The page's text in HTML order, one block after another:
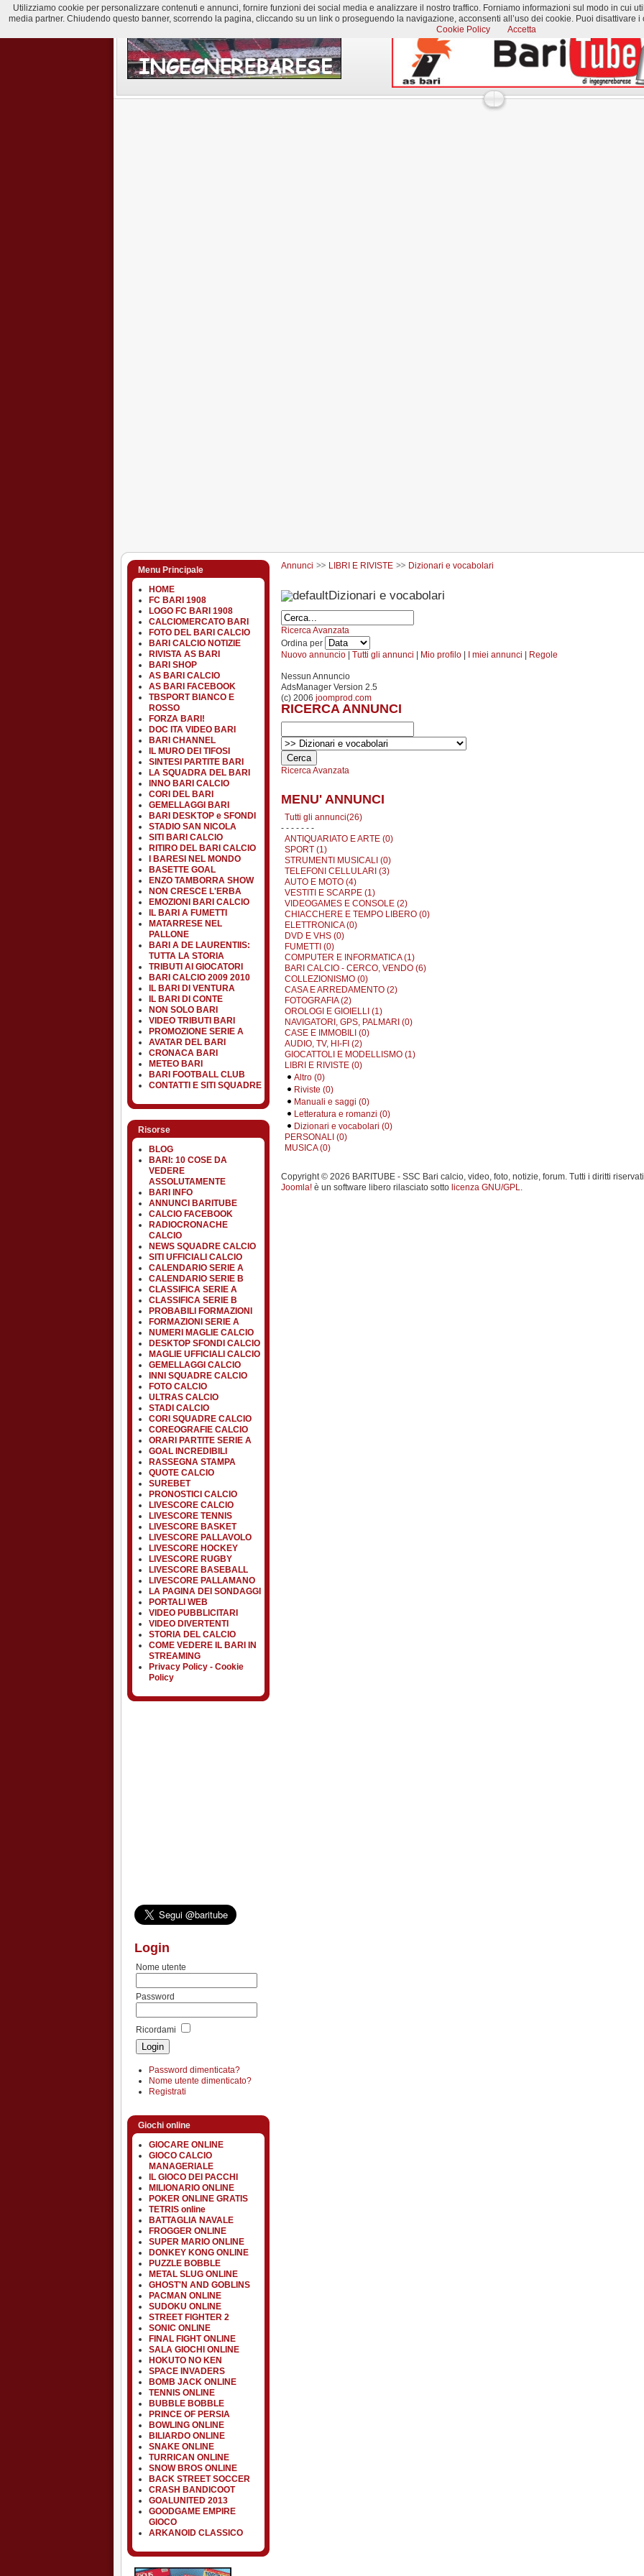
Menu Principale
HOME
FC BARI 1908
LOGO FC BARI 1908
CALCIOMERCATO BARI
FOTO DEL BARI CALCIO
BARI CALCIO NOTIZIE
RIVISTA AS BARI
BARI SHOP
AS BARI CALCIO
AS BARI FACEBOOK
TBSPORT BIANCO E
ROSSO
FORZA BARI!
DOC ITA VIDEO BARI
BARI CHANNEL
IL MURO DEI TIFOSI
SINTESI PARTITE BARI
LA SQUADRA DEL BARI
INNO BARI CALCIO
CORI DEL BARI
GEMELLAGGI BARI
BARI DESKTOP e SFONDI
STADIO SAN NICOLA
SITI BARI CALCIO
RITIRO DEL BARI CALCIO
I BARESI NEL MONDO
BASETTE GOAL
ENZO TAMBORRA SHOW
NON CRESCE L'ERBA
EMOZIONI BARI CALCIO
IL BARI A FUMETTI
MATARRESE NEL
PALLONE
BARI A DE LAURENTIIS:
TUTTA LA STORIA
TRIBUTI AI GIOCATORI
BARI CALCIO 2009 2010
IL BARI DI VENTURA
IL BARI DI CONTE
NON SOLO BARI
VIDEO TRIBUTI BARI
PROMOZIONE SERIE A
AVATAR DEL BARI
CRONACA BARI
METEO BARI
BARI FOOTBALL CLUB
CONTATTI E SITI SQUADRE
Risorse
BLOG
BARI: 10 COSE DA
VEDERE
ASSOLUTAMENTE
BARI INFO
ANNUNCI BARITUBE
CALCIO FACEBOOK
RADIOCRONACHE
CALCIO
NEWS SQUADRE CALCIO
SITI UFFICIALI CALCIO
CALENDARIO SERIE A
CALENDARIO SERIE B
CLASSIFICA SERIE A
CLASSIFICA SERIE B
PROBABILI FORMAZIONI
FORMAZIONI SERIE A
NUMERI MAGLIE CALCIO
DESKTOP SFONDI CALCIO
MAGLIE UFFICIALI CALCIO
GEMELLAGGI CALCIO
INNI SQUADRE CALCIO
FOTO CALCIO
ULTRAS CALCIO
STADI CALCIO
CORI SQUADRE CALCIO
COREOGRAFIE CALCIO
ORARI PARTITE SERIE A
GOAL INCREDIBILI
RASSEGNA STAMPA
QUOTE CALCIO
SUREBET
PRONOSTICI CALCIO
LIVESCORE CALCIO
LIVESCORE TENNIS
LIVESCORE BASKET
LIVESCORE PALLAVOLO
LIVESCORE HOCKEY
LIVESCORE RUGBY
LIVESCORE BASEBALL
LIVESCORE PALLAMANO
LA PAGINA DEI SONDAGGI
PORTALI WEB
VIDEO PUBBLICITARI
VIDEO DIVERTENTI
STORIA DEL CALCIO
COME VEDERE IL BARI IN
STREAMING
Privacy Policy - Cookie
Policy
Login
Nome utente
Password
Ricordami
Password dimenticata?
Nome utente dimenticato?
Registrati
Giochi online
GIOCARE ONLINE
GIOCO CALCIO
MANAGERIALE
IL GIOCO DEI PACCHI
MILIONARIO ONLINE
POKER ONLINE GRATIS
TETRIS online
BATTAGLIA NAVALE
FROGGER ONLINE
SUPER MARIO ONLINE
DONKEY KONG ONLINE
PUZZLE BOBBLE
METAL SLUG ONLINE
GHOST'N AND GOBLINS
PACMAN ONLINE
SUDOKU ONLINE
STREET FIGHTER 2
SONIC ONLINE
FINAL FIGHT ONLINE
SALA GIOCHI ONLINE
HOKUTO NO KEN
SPACE INVADERS
BOMB JACK ONLINE
TENNIS ONLINE
BUBBLE BOBBLE
PRINCE OF PERSIA
BOWLING ONLINE
BILIARDO ONLINE
SNAKE ONLINE
TURRICAN ONLINE
SNOW BROS ONLINE
BACK STREET SOCCER
CRASH BANDICOOT
GOALUNITED 2013
GOODGAME EMPIRE
GIOCO
ARKANOID CLASSICO
Annunci LIBRI E RIVISTE Dizionari e vocabolari
Dizionari e vocabolari
Ricerca Avanzata
Ordina per
Nuovo annuncio | Tutti gli annunci | Mio profilo | I miei annunci | Regole
Nessun Annuncio
AdsManager Version 2.5
(c) 2006 joomprod.com
RICERCA ANNUNCI
Ricerca Avanzata
MENU' ANNUNCI
Tutti gli annunci(26)
- - - - - - -
ANTIQUARIATO E ARTE (0)
SPORT (1)
STRUMENTI MUSICALI (0)
TELEFONI CELLULARI (3)
AUTO E MOTO (4)
VESTITI E SCARPE (1)
VIDEOGAMES E CONSOLE (2)
CHIACCHERE E TEMPO LIBERO (0)
ELETTRONICA (0)
DVD E VHS (0)
FUMETTI (0)
COMPUTER E INFORMATICA (1)
BARI CALCIO - CERCO, VENDO (6)
COLLEZIONISMO (0)
CASA E ARREDAMENTO (2)
FOTOGRAFIA (2)
OROLOGI E GIOIELLI (1)
NAVIGATORI, GPS, PALMARI (0)
CASE E IMMOBILI (0)
AUDIO, TV, HI-FI (2)
GIOCATTOLI E MODELLISMO (1)
LIBRI E RIVISTE (0)
Altro (0)
Riviste (0)
Manuali e saggi (0)
Letteratura e romanzi (0)
Dizionari e vocabolari (0)
PERSONALI (0)
MUSICA (0)
Copyright © 2026 BARITUBE - SSC Bari calcio, video, foto, notizie, forum. Tutti i diritti
Joomla! è un software libero rilasciato sotto licenza GNU/GPL
Utilizziamo cookie per personalizzare contenuti e annunci, fornire funzioni dei social media e analizzare il nostro traffico. Forniamo informazioni sul modo in cui
media partner. Chiudendo questo banner, scorrendo la pagina, cliccando su un link o proseguendo la navigazione, acconsenti all’uso dei cookie. Puoi
Cookie Policy
Accetta